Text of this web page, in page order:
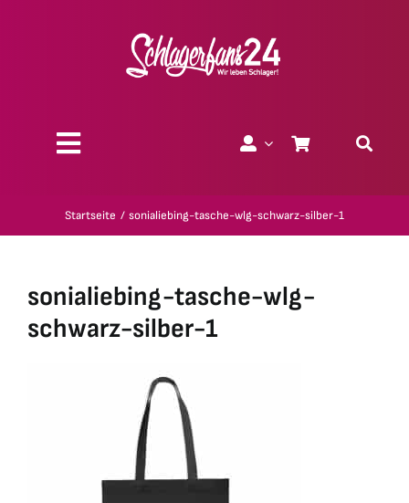
Toggle
Geschenk-Gutscheine
Startseite sonialiebing-tasche-wlg-schwarz-silber-1
sonialiebing-tasche-wlg-
schwarz-silber-1